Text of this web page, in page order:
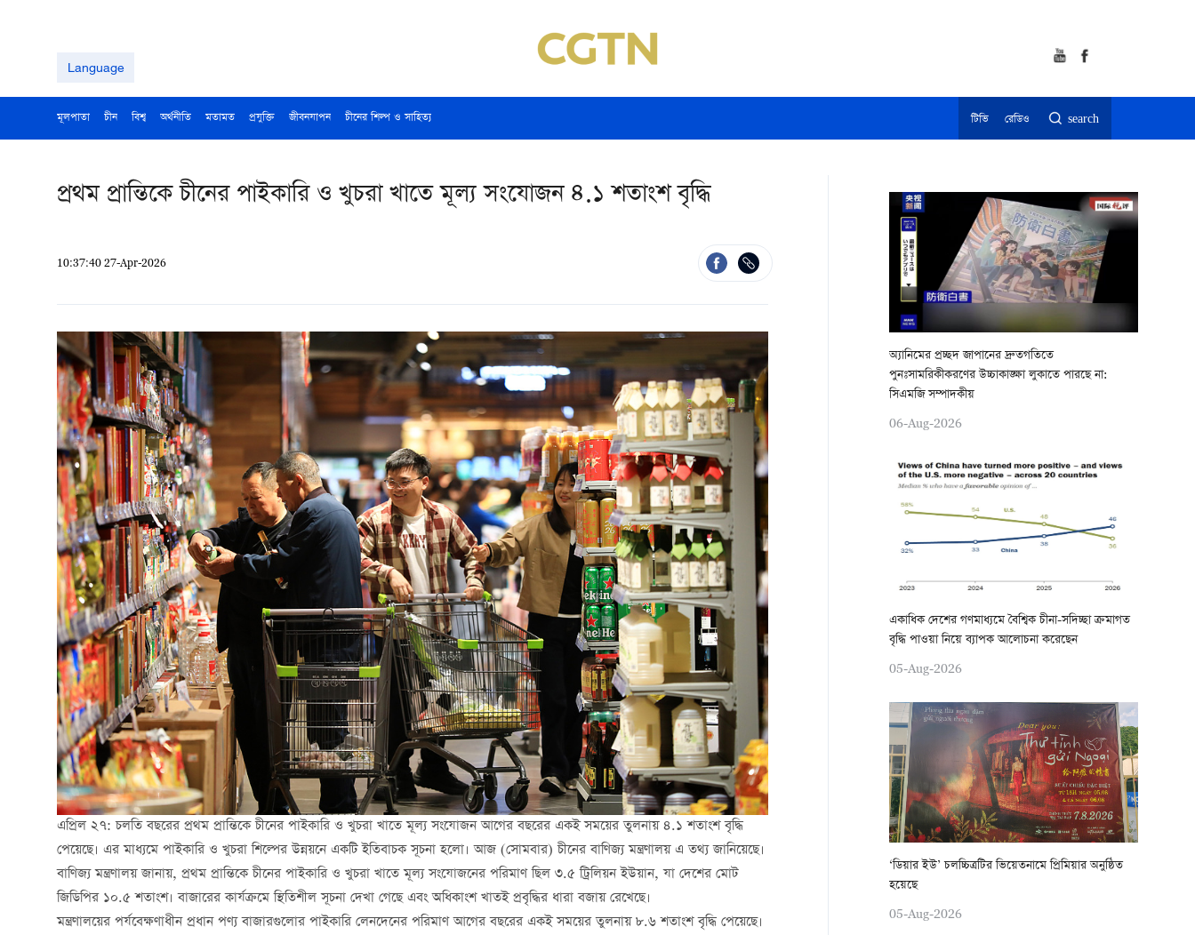
Language
মূলপাতা চীন বিশ্ব অর্থনীতি মতামত প্রযুক্তি জীবনযাপন চীনের শিল্প ও সাহিত্য টিভি রেডিও search
প্রথম প্রান্তিকে চীনের পাইকারি ও খুচরা খাতে মূল্য সংযোজন ৪.১ শতাংশ বৃদ্ধি
10:37:40 27-Apr-2026
এপ্রিল ২৭: চলতি বছরের প্রথম প্রান্তিকে চীনের পাইকারি ও খুচরা খাতে মূল্য সংযোজন আগের বছরের একই সময়ের তুলনায় ৪.১ শতাংশ বৃদ্ধি
পেয়েছে। এর মাধ্যমে পাইকারি ও খুচরা শিল্পের উন্নয়নে একটি ইতিবাচক সূচনা হলো। আজ (সোমবার) চীনের বাণিজ্য মন্ত্রণালয় এ তথ্য জানিয়েছে।
বাণিজ্য মন্ত্রণালয় জানায়, প্রথম প্রান্তিকে চীনের পাইকারি ও খুচরা খাতে মূল্য সংযোজনের পরিমাণ ছিল ৩.৫ ট্রিলিয়ন ইউয়ান, যা দেশের মোট
জিডিপির ১০.৫ শতাংশ। বাজারের কার্যক্রমে স্থিতিশীল সূচনা দেখা গেছে এবং অধিকাংশ খাতই প্রবৃদ্ধির ধারা বজায় রেখেছে।
মন্ত্রণালয়ের পর্যবেক্ষণাধীন প্রধান পণ্য বাজারগুলোর পাইকারি লেনদেনের পরিমাণ আগের বছরের একই সময়ের তুলনায় ৮.৬ শতাংশ বৃদ্ধি পেয়েছে।
অ্যানিমের প্রচ্ছদ জাপানের দ্রুতগতিতে
পুনঃসামরিকীকরণের উচ্চাকাঙ্ক্ষা লুকাতে পারছে না:
সিএমজি সম্পাদকীয়
06-Aug-2026
একাধিক দেশের গণমাধ্যমে বৈশ্বিক চীনা-সদিচ্ছা ক্রমাগত
বৃদ্ধি পাওয়া নিয়ে ব্যাপক আলোচনা করেছেন
05-Aug-2026
‘ডিয়ার ইউ’ চলচ্চিত্রটির ভিয়েতনামে প্রিমিয়ার অনুষ্ঠিত
হয়েছে
05-Aug-2026